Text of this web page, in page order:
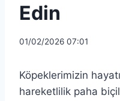
Edin
01/02/2026 07:01
Köpeklerimizin
hareketlilik paha